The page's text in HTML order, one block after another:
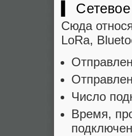
▍
Сюда
LoRa,
Число
Время,